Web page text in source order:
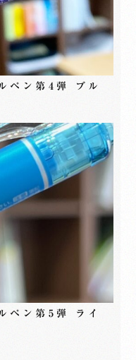
ペン第4弾 ブル
ペン第5弾 ライ